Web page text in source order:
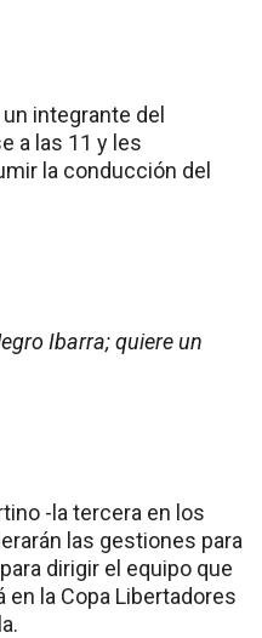
integrante del
a las 11 y les
la conducción del
Ibarra; quiere un
-la tercera en los
las gestiones para
dirigir el equipo que
en la Copa Libertadores